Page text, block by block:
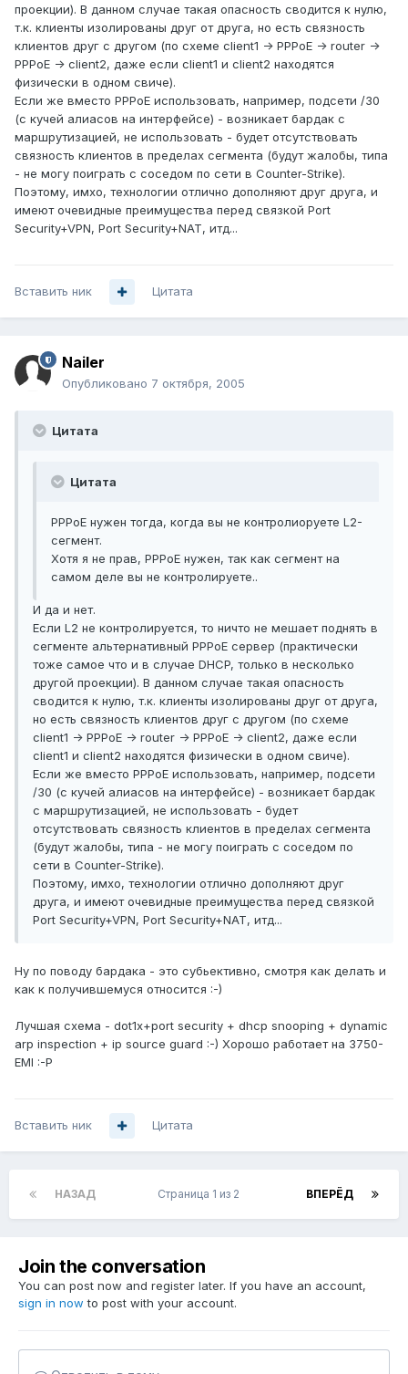
проекции). В данном случае такая опасность сводится к нулю,
т.к. клиенты изолированы друг от друга, но есть связность
клиентов друг с другом (по схеме client1 -> PPPoE -> router ->
PPPoE -> client2, даже если client1 и client2 находятся
физически в одном свиче).
Если же вместо PPPoE использовать, например, подсети /30
(с кучей алиасов на интерфейсе) - возникает бардак с
маршрутизацией, не использовать - будет отсутствовать
связность клиентов в пределах сегмента (будут жалобы, типа
- не могу поиграть с соседом по сети в Counter-Strike).
Поэтому, имхо, технологии отлично дополняют друг друга, и
имеют очевидные преимущества перед связкой Port
Security+VPN, Port Security+NAT, итд...
Вставить ник Цитата
Nailer
Опубликовано 7 октября, 2005
Цитата
Цитата
PPPoE нужен тогда, когда вы не контролиоруете L2-
сегмент.
Хотя я не прав, PPPoE нужен, так как сегмент на
самом деле вы не контролируете..
И да и нет.
Если L2 не контролируется, то ничто не мешает поднять в
сегменте альтернативный PPPoE сервер (практически
тоже самое что и в случае DHCP, только в несколько
другой проекции). В данном случае такая опасность
сводится к нулю, т.к. клиенты изолированы друг от друга,
но есть связность клиентов друг с другом (по схеме
client1 -> PPPoE -> router -> PPPoE -> client2, даже если
client1 и client2 находятся физически в одном свиче).
Если же вместо PPPoE использовать, например, подсети
/30 (с кучей алиасов на интерфейсе) - возникает бардак
с маршрутизацией, не использовать - будет
отсутствовать связность клиентов в пределах сегмента
(будут жалобы, типа - не могу поиграть с соседом по
сети в Counter-Strike).
Поэтому, имхо, технологии отлично дополняют друг
друга, и имеют очевидные преимущества перед связкой
Port Security+VPN, Port Security+NAT, итд...
Ну по поводу бардака - это субьективно, смотря как делать и
как к получившемуся относится :-)
Лучшая схема - dot1x+port security + dhcp snooping + dynamic
arp inspection + ip source guard :-) Хорошо работает на 3750-
EMI :-P
Вставить ник Цитата
НАЗАД ВПЕРЁД
Страница 1 из 2
Join the conversation
You can post now and register later. If you have an account,
sign in now to post with your account.